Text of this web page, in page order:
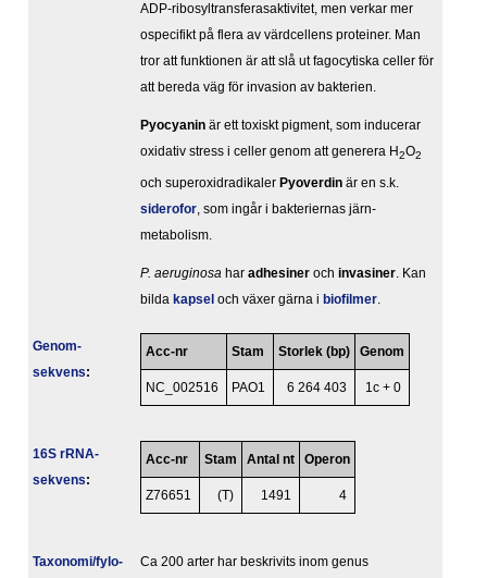
ADP-ribosyltransferasaktivitet, men verkar mer
ospecifikt på flera av värdcellens proteiner. Man
tror att funktionen är att slå ut fagocytiska celler för
att bereda väg för invasion av bakterien.
Pyocyanin är ett toxiskt pigment, som inducerar
oxidativ stress i celler genom att generera H2O2
och superoxidradikaler Pyoverdin är en s.k.
siderofor , som ingår i bakteriernas järn-
metabolism.
P. aeruginosa har adhesiner och invasiner . Kan
bilda kapsel och växer gärna i biofilmer
Genom­
sekvens:
Acc-nr Stam Storlek (bp) Genom
NC_002516 PAO1 6 264 403 1c + 0
16S rRNA-
sekvens:
Acc-nr Stam Antal nt Operon
Z76651 (T) 1491 4
Taxonomi/fylo­ Ca 200 arter har beskrivits inom genus